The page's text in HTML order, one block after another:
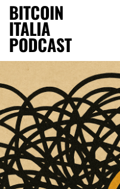
BITCOIN
ITALIA
PODCAST